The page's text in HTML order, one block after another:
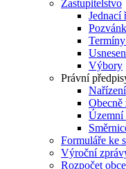
Zastupitelstvo
Jednací
Výbory
Právní
Nařízení
Obecně
Územní
Formuláře ke
Výroční
Rozpočet obce